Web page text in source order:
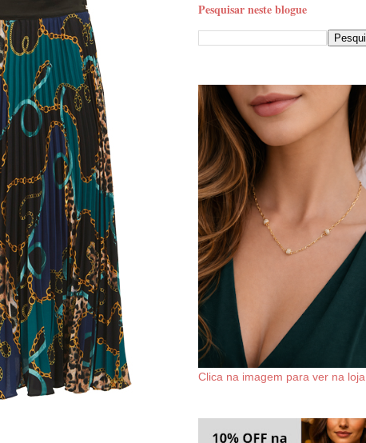
Pesquisar neste blogue
Clica na imagem para ver na loja